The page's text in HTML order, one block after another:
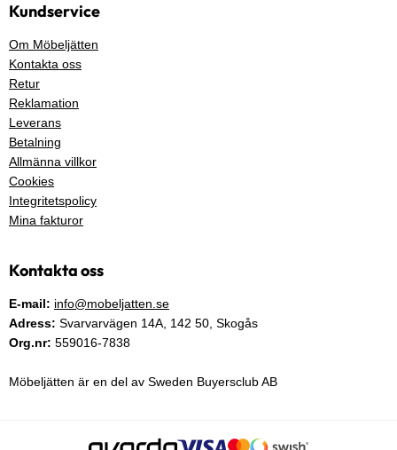
Kundservice
Om Möbeljätten
Kontakta oss
Retur
Reklamation
Leverans
Betalning
Allmänna villkor
Cookies
Integritetspolicy
Mina fakturor
Kontakta oss
E-mail: info@mobeljatten.se
Adress: Svarvarvägen 14A, 142 50 , Skogås
Org.nr: 559016-7838
Möbeljätten är en del av Sweden Buyersclub AB